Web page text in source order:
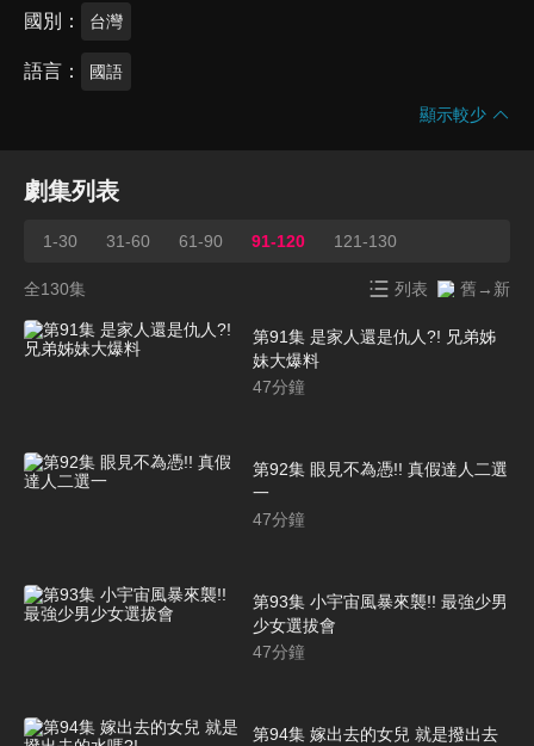
國別 台灣
語言 國語
顯示較少
劇集列表
1-30 31-60 61-90 91-120 121-130
全130集 列表 舊→新
第91集 是家人還是仇人?! 兄弟姊
妹大爆料
47分鐘
第92集 眼見不為憑!! 真假達人二選
一
47分鐘
第93集 小宇宙風暴來襲!! 最強少男
少女選拔會
47分鐘
第94集 嫁出去的女兒 就是撥出去